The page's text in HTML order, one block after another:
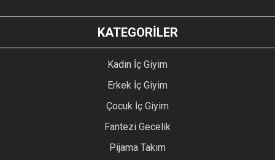
KATEGORİLER
Kadın İç Giyim
Erkek İç Giyim
Çocuk İç Giyim
Fantezi Gecelik
Pijama Takım